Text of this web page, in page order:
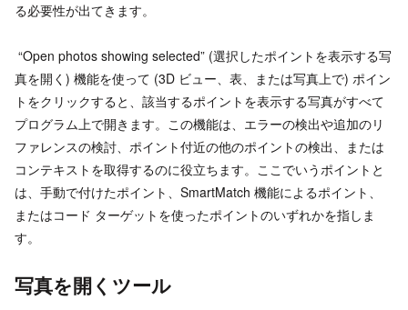
る必要性が出てきます。
“Open photos showing selected” (選択したポイントを表示する写
真を開く) 機能を使って (3D ビュー、表、または写真上で) ポイン
トをクリックすると、該当するポイントを表示する写真がすべて
プログラム上で開きます。この機能は、エラーの検出や追加のリ
ファレンスの検討、ポイント付近の他のポイントの検出、または
コンテキストを取得するのに役立ちます。ここでいうポイントと
は、手動で付けたポイント、SmartMatch 機能によるポイント、
またはコード ターゲットを使ったポイントのいずれかを指しま
す。
写真を開くツール